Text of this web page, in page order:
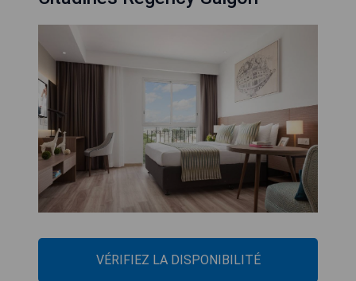
VÉRIFIEZ LA DISPONIBILITÉ